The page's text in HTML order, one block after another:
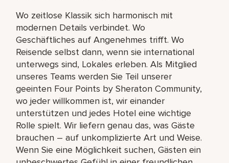
Wo zeitlose Klassik sich harmonisch mit
modernen Details verbindet. Wo
Geschäftliches auf Angenehmes trifft. Wo
Reisende selbst dann, wenn sie international
unterwegs sind, Lokales erleben. Als Mitglied
unseres Teams werden Sie Teil unserer
geeinten Four Points by Sheraton Community,
wo jeder willkommen ist, wir einander
unterstützen und jedes Hotel eine wichtige
Rolle spielt. Wir liefern genau das, was Gäste
brauchen – auf unkomplizierte Art und Weise.
Wenn Sie eine Möglichkeit suchen, Gästen ein